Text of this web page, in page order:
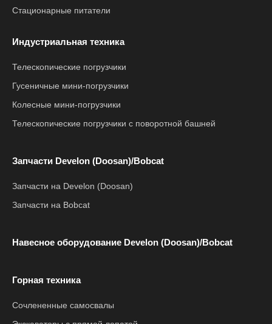
Стационарные питатели
Индустриальная техника
Телескопические погрузчики
Гусеничные мини-погрузчики
Колесные мини-погрузчики
Телескопические погрузчики с поворотной башней
Запчасти Develon (Doosan)/Bobcat
Запчасти на Develon (Doosan)
Запчасти на Bobcat
Навесное оборудование Develon (Doosan)/Bobcat
Горная техника
Сочлененные самосвалы